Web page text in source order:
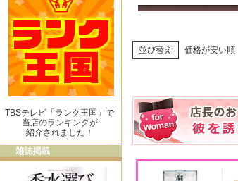
並び替え 価格が安い順
TBSテレビ「ランク王国」で
当店のランキングが
紹介されました！